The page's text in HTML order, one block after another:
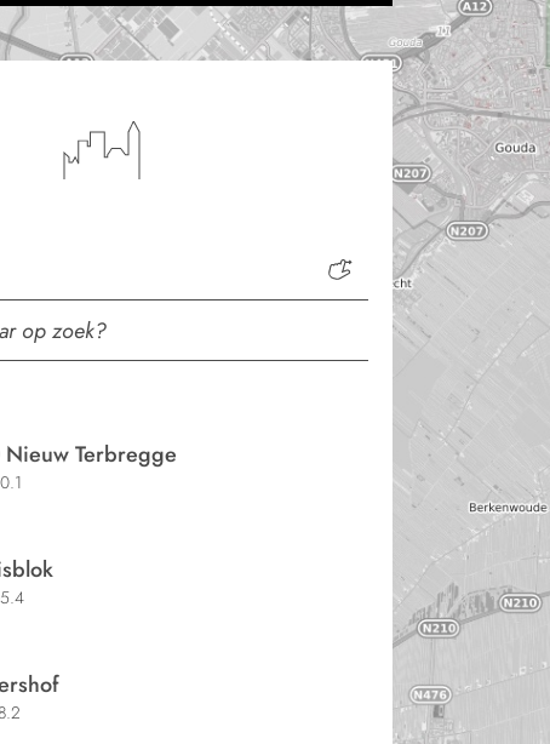
Nieuw Terbregge